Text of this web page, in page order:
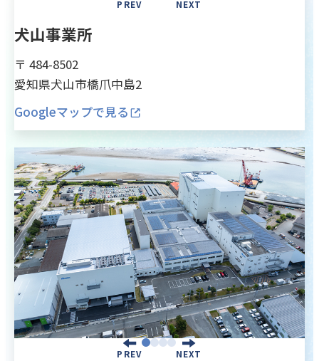
PREV NEXT
犬山事業所
〒 484-8502
愛知県犬山市橋爪中島2
Googleマップで見る
PREV NEXT